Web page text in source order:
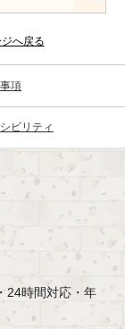
ジへ戻る
項
ビリティ
24時間対応・年